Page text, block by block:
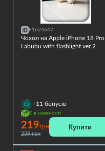
F1624647
Чохол на Apple iPhone 18 Pro
Labubu with flashlight ver.2
+11 бонусів
Є в наявності
219грн
239 грн
Купити